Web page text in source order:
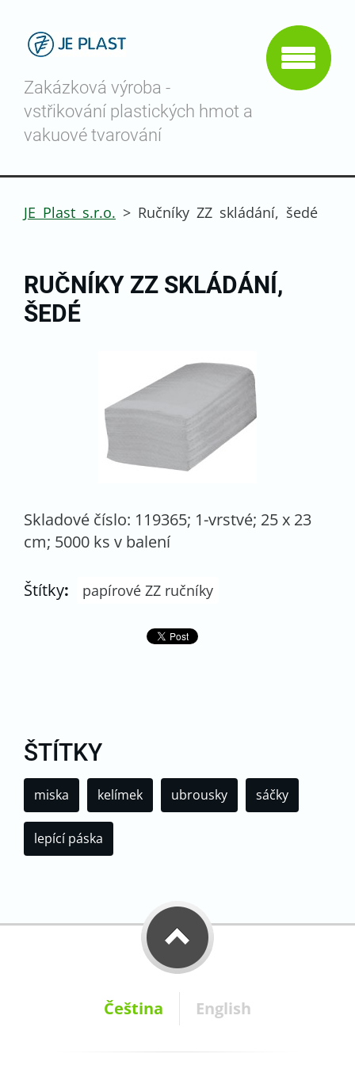
Zakázková výroba -
vstřikování plastických hmot a
vakuové tvarování
JE Plast s.r.o. > Ručníky ZZ skládání, šedé
RUČNÍKY ZZ SKLÁDÁNÍ,
ŠEDÉ
Skladové číslo: 119365; 1-vrstvé; 25 x 23
cm; 5000 ks v balení
Štítky: papírové ZZ ručníky
ŠTÍTKY
miska kelímek ubrousky sáčky
lepící páska
Čeština English